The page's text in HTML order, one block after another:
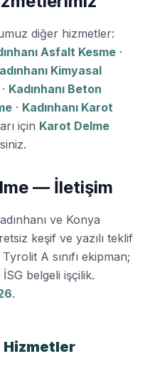
diğer hizmetler:
Asfalt Kesme ·
Kimyasal
· Kadınhanı Beton
· Kadınhanı Karot
için Karot Delme
— İletişim
ve Konya
keşif ve yazılı teklif
A sınıfı ekipman;
belgeli işçilik.
.
Hizmetler